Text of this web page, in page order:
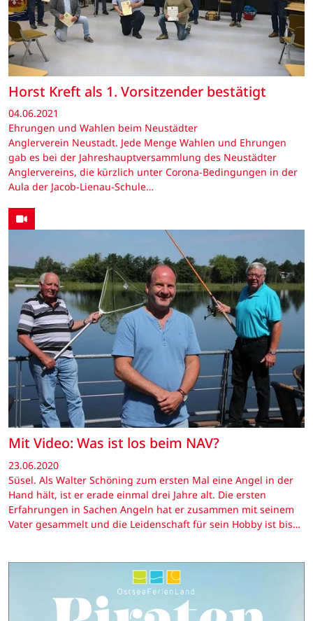
Horst Kreft als 1. Vorsitzender bestätigt
04.06.2021
Ehrungen und Wahlen beim Neustädter
Anglerverein Neustadt. Jede Menge Wahlen und Ehrungen
gab es bei der Jahreshauptversammlung des Neustädter
Anglervereins, die kürzlich unter Corona-Bedingungen in der
Aula der Jacob-Lienau-Schule…
Mit Video: Was ist los beim NAV?
23.06.2020
Süsel. Als Walter Schöning zum ersten Mal eine Angel in der
Hand hält, ist er erade einmal drei Jahre alt. Die ersten
Erfahrungen in Sachen Angeln hat er zusammen mit seinem
Vater gesammelt und die Leidenschaft für sein Hobby ist bis…